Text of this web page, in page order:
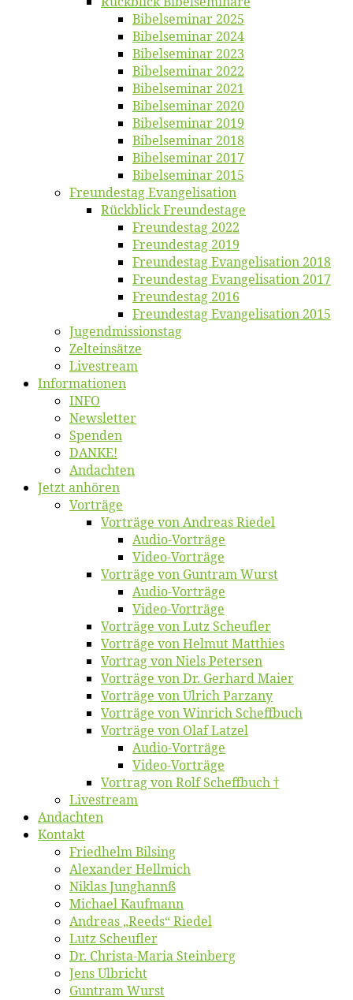
Bi­bel­se­mi­nar 2025
Bi­bel­se­mi­nar 2024
Bi­bel­se­mi­nar 2023
Bi­bel­se­mi­nar 2022
Bi­bel­se­mi­nar 2021
Bi­bel­se­mi­nar 2020
Bi­bel­se­mi­nar 2019
Bi­bel­se­mi­nar 2018
Bibelsemi­nar 2017
Bibelsemi­nar 2015
Freun­des­tag Evangelisation
Rück­blick Freundestage
Freun­des­tag 2022
Freun­des­tag 2019
Freun­des­tag Evan­ge­li­sa­ti­on 2018
Freun­des­tag Evan­ge­li­sa­ti­on 2017
Freun­des­tag 2016
Freun­des­tag Evan­ge­li­sa­ti­on 2015
Jugend­mis­sions­tag
Zelt­ein­sät­ze
Live­stream
Informatio­nen
INFO
News­let­ter
Spen­den
DANKE!
An­dach­ten
Jetzt an­hö­ren
Vor­trä­ge
Vor­trä­ge von An­dre­as Riedel
Au­dio-Vor­trä­ge
Vi­deo-Vor­trä­ge
Vor­trä­ge von Gun­tram Wurst
Au­dio-Vor­trä­ge
Vi­deo-Vor­trä­ge
Vor­trä­ge von Lutz Scheufler
Vor­trä­ge von Hel­mut Matthies
Vor­trag von Niels Petersen
Vor­trä­ge von Dr. Ger­hard Maier
Vor­trä­ge von Ul­rich Parzany
Vor­trä­ge von Win­rich Scheffbuch
Vor­trä­ge von Olaf Latzel
Au­dio-Vor­trä­ge
Vi­deo-Vor­trä­ge
Vor­trag von Rolf Scheffbuch †
Live­stream
An­dach­ten
Kon­takt
Fried­helm Bilsing
Alex­an­der Hellmich
Ni­klas Junghannß
Mi­cha­el Kaufmann
An­dre­as „Reeds“ Riedel
Lutz Scheuf­ler
Dr. Chris­­ta-Ma­ria Steinberg
Jens Ulb­richt
Gun­tram Wurst